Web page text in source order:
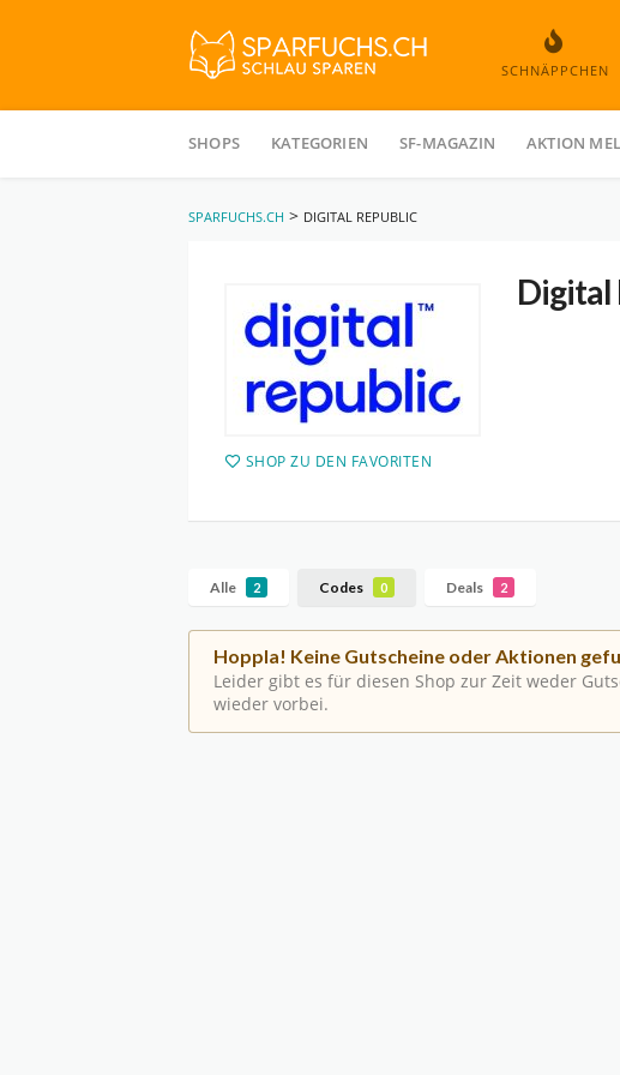
SCHNÄPPCHEN
to
SHOPS KATEGORIEN SF-MAGAZIN AKTION
SPARFUCHS.CH > DIGITAL REPUBLIC
SHOP ZU DEN FAVORITEN
Digital
Alle 2 Codes 0 Deals 2
Hoppla! Keine Gutscheine oder Aktionen
Leider gibt es für diesen Shop zur Zeit weder
wieder vorbei.